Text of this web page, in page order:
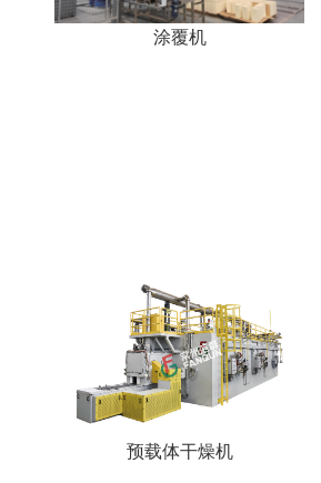
涂覆机
预载体干燥机